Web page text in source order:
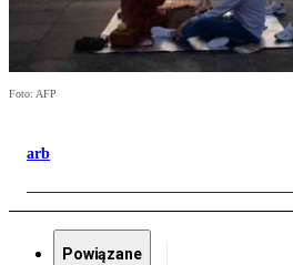
Foto: AFP
arb
Powiązane